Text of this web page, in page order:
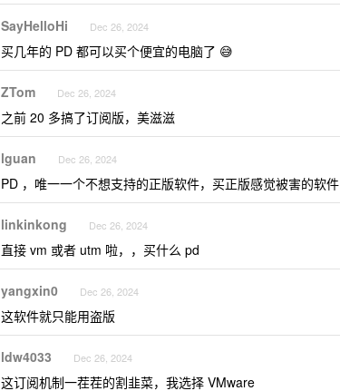
SayHelloHi Dec 26, 2024
买几年的 PD 都可以买个便宜的电脑了 😅
ZTom Dec 26, 2024
之前 20 多搞了订阅版，美滋滋
lguan Dec 26, 2024
PD ，唯一一个不想支持的正版软件，买正版感觉被害的软件
linkinkong Dec 26, 2024
直接 vm 或者 utm 啦，，买什么 pd
yangxin0 Dec 26, 2024
这软件就只能用盗版
ldw4033 Dec 26, 2024
这订阅机制一茬茬的割韭菜，我选择 VMware